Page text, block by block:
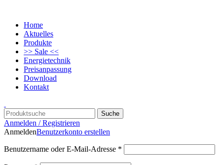
Home
Aktuelles
Produkte
>> Sale <<
Energietechnik
Preisanpassung
Download
Kontakt
Suche
Anmelden / Registrieren
AnmeldenBenutzerkonto erstellen
Benutzername oder E-Mail-Adresse *